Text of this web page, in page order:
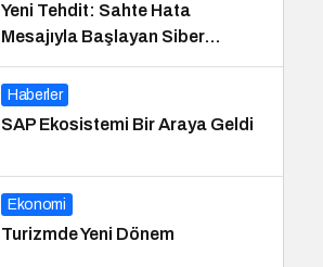
Yeni Tehdit: Sahte Hata
Mesajıyla Başlayan Siber
Saldırılar Yükselişte
Haberler
SAP Ekosistemi Bir Araya Geldi
Ekonomi
Turizmde Yeni Dönem